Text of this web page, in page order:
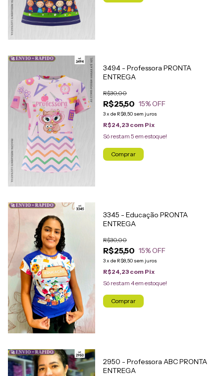
🚀 ENVIO + RÁPIDO
3494 - Professora PRONTA
ENTREGA
R$25,50
R$30,00
15% OFF
3x de R$8,50 sem juros
R$24,23 com Pix
Só restam 5 em estoque!
Comprar
🚀 ENVIO + RÁPIDO
3345 - Educação PRONTA
ENTREGA
R$25,50
R$30,00
15% OFF
3x de R$8,50 sem juros
R$24,23 com Pix
Só restam 4em estoque!
Comprar
🚀 ENVIO + RÁPIDO
2950 - Professora ABC PRONTA
ENTREGA